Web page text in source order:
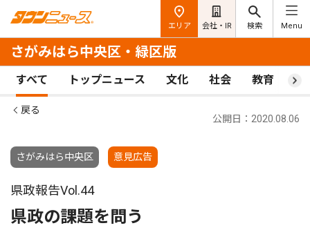
エリア 会社・IR 検索 Menu
さがみはら中央区・緑区版
すべて トップニュース 文化 社会 教育 ス
戻る
さがみはら中央区 意見広告
公開日：2020.08.06
県政報告Vol.44
県政の課題を問う